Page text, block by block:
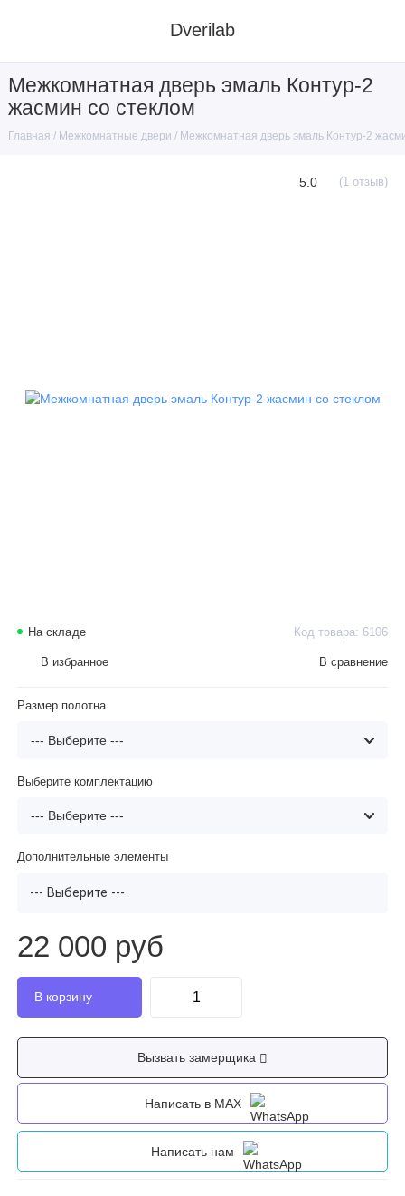
Dverilab
Межкомнатная дверь эмаль Контур-2
жасмин со стеклом
Главная Межкомнатные двери Межкомнатная дверь эмаль Контур-2
5.0 (1 отзыв)
На складе Код товара: 6106
В избранное В сравнение
Размер полотна
Выберите комплектацию
Дополнительные элементы
--- Выберите ---
22 000 руб
Вызвать замерщика
Написать в MAX
Написать нам